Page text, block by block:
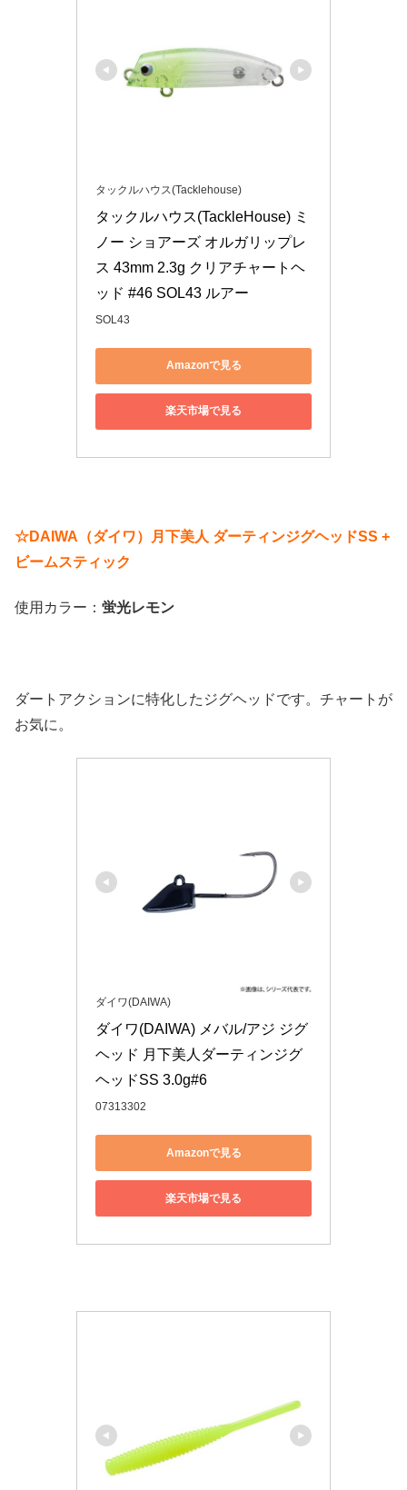
タックルハウス(Tacklehouse)
タックルハウス(TackleHouse) ミ
ノー ショアーズ オルガリップレ
ス 43mm 2.3g クリアチャートヘ
ッド #46 SOL43 ルアー
SOL43
Amazonで見る
楽天市場で見る
☆DAIWA（ダイワ）月下美人 ダーティンジグヘッドSS +
ビームスティック
使用カラー： 蛍光レモン
ダートアクションに特化したジグヘッドです。チャートが
お気に。
ダイワ(DAIWA)
ダイワ(DAIWA) メバル/アジ ジグ
ヘッド 月下美人ダーティンジグ
ヘッドSS 3.0g#6
07313302
Amazonで見る
楽天市場で見る